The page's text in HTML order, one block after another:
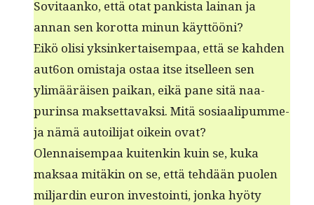
Sovi­taanko, että otat pankista lainan ja
annan sen korot­ta min­un käyttööni?
Eikö olisi yksinker­taisem­paa, että se kah­den
aut6on omis­ta­ja ostaa itse itselleen sen
ylimääräisen paikan, eikä pane sitä naa­
purin­sa mak­set­tavak­si. Mitä sosi­aalipum­me­
ja nämä autoil­i­jat oikein ovat?
Olen­naisem­paa kuitenkin kuin se, kuka
mak­saa mitäkin on se, että tehdään puolen
mil­jardin euron investoin­ti, jon­ka hyö­ty